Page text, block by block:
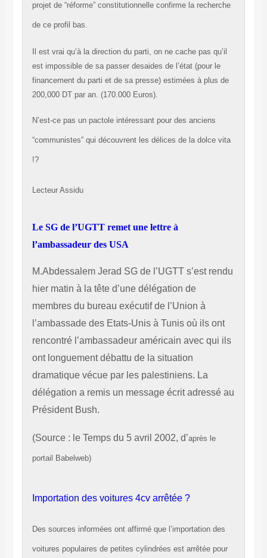
projet de “réforme” constitutionnelle confirme la recherche
de ce profil bas.
Il est vrai qu’à la direction du parti, on ne cache pas qu’il
est impossible de sa passer desaides de l’état (pour le
financement du parti et de sa presse) estimées à plus de
200,000 DT par an. (170.000 Euros).
N’est-ce pas un pactole intéressant pour des anciens
“communistes” qui découvrent les délices de la dolce vita
!?
Lecteur Assidu
Le SG de l’UGTT remet une lettre à
l’ambassadeur des USA
M.Abdessalem Jerad SG de l’UGTT s’est rendu
hier matin à la tête d’une délégation de
membres du bureau exécutif de l’Union à
l’ambassade des Etats-Unis à Tunis où ils ont
rencontré l’ambassadeur américain avec qui ils
ont longuement débattu de la situation
dramatique vécue par les palestiniens. La
délégation a remis un message écrit adressé au
Président Bush.
(Source: le Temps du 5 avril 2002, d’après le
portail Babelweb)
Importation des voitures 4cv arrêtée ?
Des sources informées ont affirmé que l’importation des
voitures populaires de petites cylindrées est arrêtée pour